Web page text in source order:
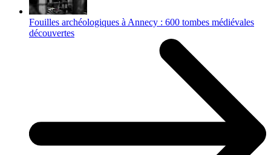
Fouilles archéologiques à Annecy : 600 tombes médiévales
découvertes